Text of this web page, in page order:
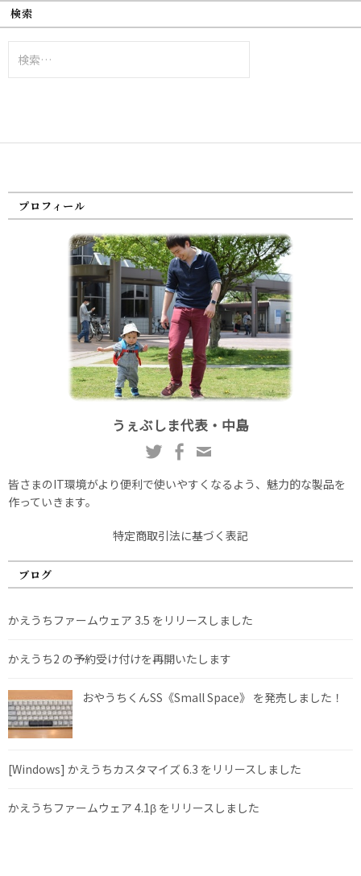
検索
索:
プロフィール
うぇぶしま代表・中島
皆さまのIT環境がより便利で使いやすくなるよう、魅力的な製品を
作っていきます。
特定商取引法に基づく表記
ブログ
かえうちファームウェア 3.5 をリリースしました
かえうち2 の予約受け付けを再開いたします
おやうちくんSS《Small Space》 を発売しました！
[Windows] かえうちカスタマイズ 6.3 をリリースしました
かえうちファームウェア 4.1β をリリースしました